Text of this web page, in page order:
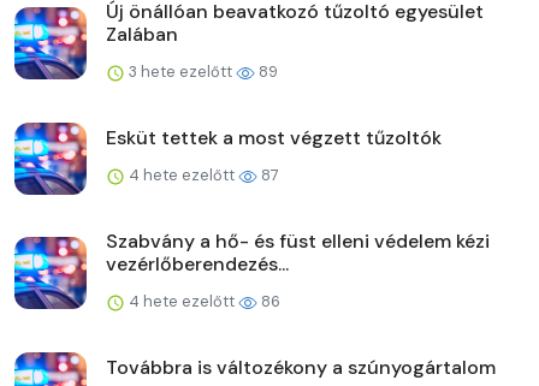
Új önállóan beavatkozó tűzoltó egyesület
Zalában
3 hete ezelőtt 89
Esküt tettek a most végzett tűzoltók
4 hete ezelőtt 87
Szabvány a hő- és füst elleni védelem kézi
vezérlőberendezés...
4 hete ezelőtt 86
Továbbra is változékony a szúnyogártalom